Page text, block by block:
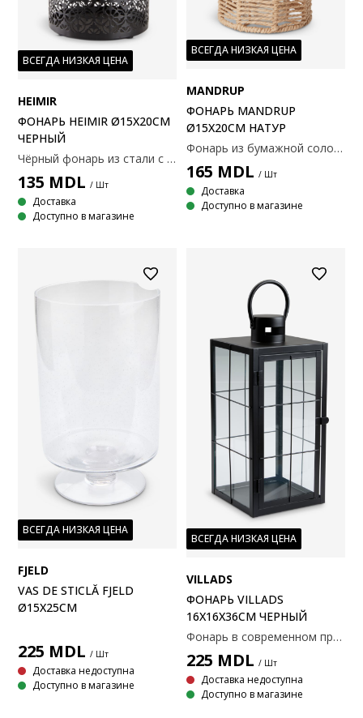
ВСЕГДА НИЗКАЯ ЦЕНА
HEIMIR
ФОНАРЬ HEIMIR Ø15X20СМ
ЧЕРНЫЙ
Чёрный фонарь из стали с резными деталями, создающими красивую игру света. С ручкой. Ø15x20 см
135 MDL / Шт
Доставка
Доступно в магазине
ВСЕГДА НИЗКАЯ ЦЕНА
MANDRUP
ФОНАРЬ MANDRUP
Ø15Х20СМ НАТУР
Фонарь из бумажной соломы со стеклянным держателем для свечи внутри. Этот фонарь имеет натуральный, плетеный дизайн, который добавит деревенский штрих любому декору. Ручка позволяет легко переносить и перемещать его. Ø15x20 см
165 MDL / Шт
Доставка
Доступно в магазине
ВСЕГДА НИЗКАЯ ЦЕНА
FJELD
VAS DE STICLĂ FJELD
Ø15X25CM
225 MDL / Шт
Доставка недоступна
Доступно в магазине
ВСЕГДА НИЗКАЯ ЦЕНА
VILLADS
ФОНАРЬ VILLADS
16X16X36СМ ЧЕРНЫЙ
Фонарь в современном прямоугольном стиле, изготовленный из черной стали и прозрачного стекла. Идеально подходит для размещения свечи и создания уютной атмосферы на полу или столе. Размеры: 16x16x36 см
225 MDL / Шт
Доставка недоступна
Доступно в магазине